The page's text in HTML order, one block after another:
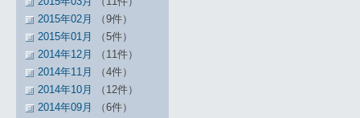
2015年02月
（9件）
2015年01月
（5件）
2014年12月
（11件）
2014年11月
（4件）
2014年10月
（12件）
2014年09月
（6件）